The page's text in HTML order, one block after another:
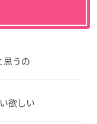
思うの
欲しい